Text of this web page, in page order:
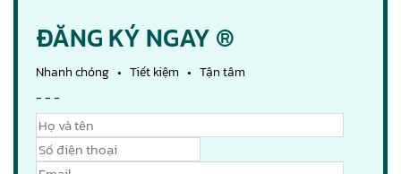
ĐĂNG KÝ NGAY ®
Nhanh chóng • Tiết kiệm • Tận tâm
- - -